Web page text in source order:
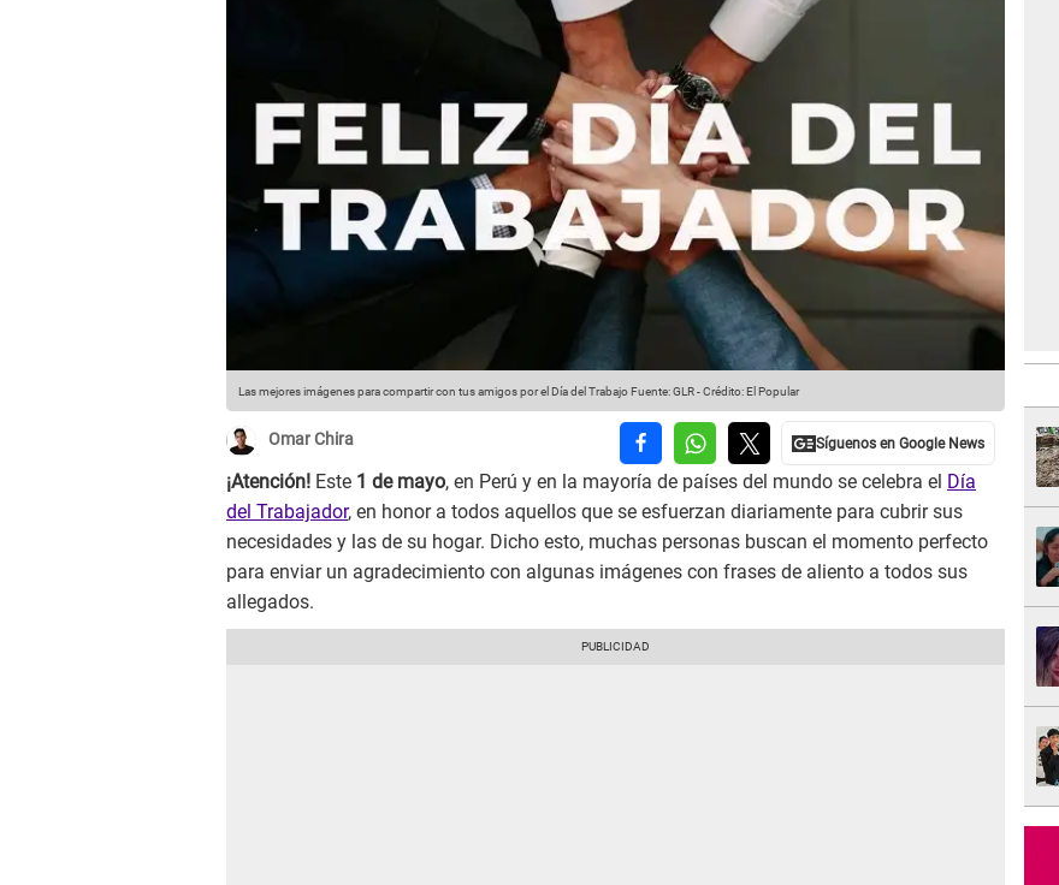
Las mejores imágenes para compartir con tus amigos por el Día del Trabajo Fuente: GLR-Crédito: El Popular
Omar Chira
¡Atención! Este 1 de mayo, en Perú y en la mayoría de países del mundo se celebra el Día
del Trabajador, en honor a todos aquellos que se esfuerzan diariamente para cubrir sus
necesidades y las de su hogar. Dicho esto, muchas personas buscan el momento perfecto
para enviar un agradecimiento con algunas imágenes con frases de aliento a todos sus
allegados.